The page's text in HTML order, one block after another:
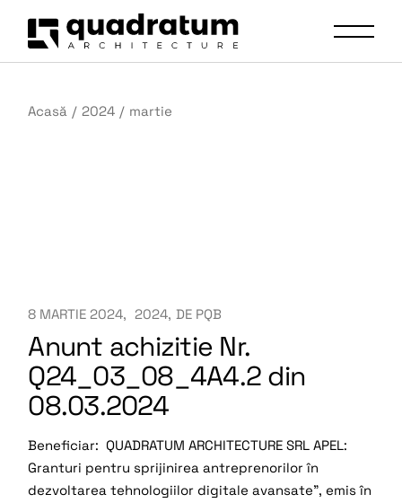
Acasă 2024 martie
8 MARTIE 2024 2024 DE PQB
Anunt achizitie Nr.
Q24_03_08_4A4.2 din
08.03.2024
Beneficiar: QUADRATUM ARCHITECTURE SRL APEL:
Granturi pentru sprijinirea antreprenorilor în
dezvoltarea tehnologiilor digitale avansate”, emis în